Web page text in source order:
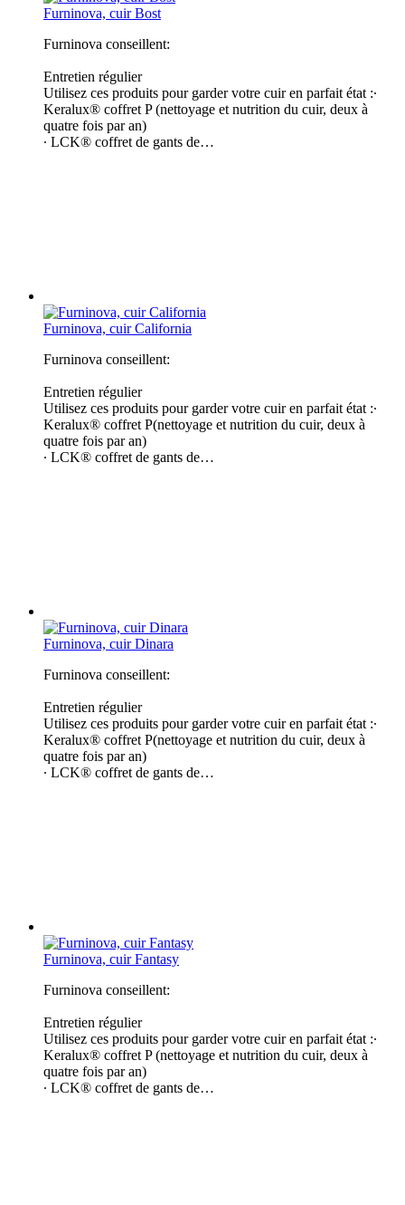
Furninova, cuir Bost
Furninova conseillent:
Entretien régulier
Utilisez ces produits pour garder votre cuir en parfait état :∙
Keralux® coffret P (nettoyage et nutrition du cuir, deux à
quatre fois par an)
∙ LCK® coffret de gants de…
Furninova, cuir California
Furninova conseillent:
Entretien régulier
Utilisez ces produits pour garder votre cuir en parfait état :∙
Keralux® coffret P(nettoyage et nutrition du cuir, deux à
quatre fois par an)
∙ LCK® coffret de gants de…
Furninova, cuir Dinara
Furninova conseillent:
Entretien régulier
Utilisez ces produits pour garder votre cuir en parfait état :∙
Keralux® coffret P(nettoyage et nutrition du cuir, deux à
quatre fois par an)
∙ LCK® coffret de gants de…
Furninova, cuir Fantasy
Furninova conseillent:
Entretien régulier
Utilisez ces produits pour garder votre cuir en parfait état :∙
Keralux® coffret P (nettoyage et nutrition du cuir, deux à
quatre fois par an)
∙ LCK® coffret de gants de…